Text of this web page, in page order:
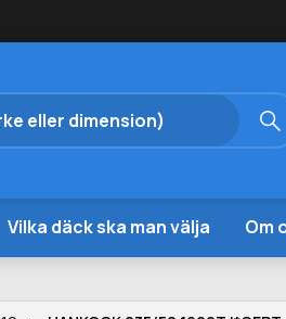
Vilka däck ska man välja Om